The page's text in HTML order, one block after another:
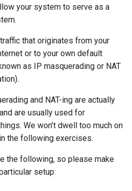
your system to serve as a
that originates from your
or to your own default
as IP masquerading or NAT
and NAT-ing are actually
are usually used for
We won’t dwell too much on
the following exercises.
the following, so please make
setup: